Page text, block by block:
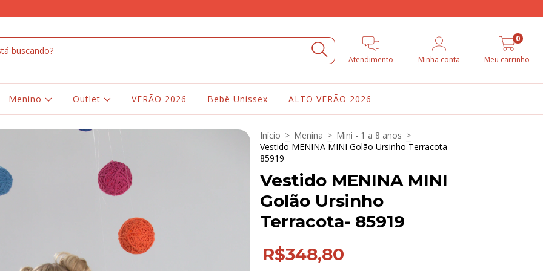
Atendimento Minha conta Meu carrinho
0
Menino Outlet VERÃO 2026 Bebê Unissex ALTO VERÃO 2026
Início > Menina > Mini - 1 a 8 anos >
Vestido MENINA MINI Golão Ursinho Terracota-
85919
Vestido MENINA MINI
Golão Ursinho
Terracota- 85919
R$348,80